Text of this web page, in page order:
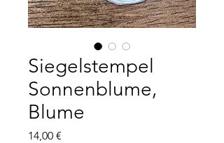
Siegelstempel
Sonnenblume,
Blume
14,00 €